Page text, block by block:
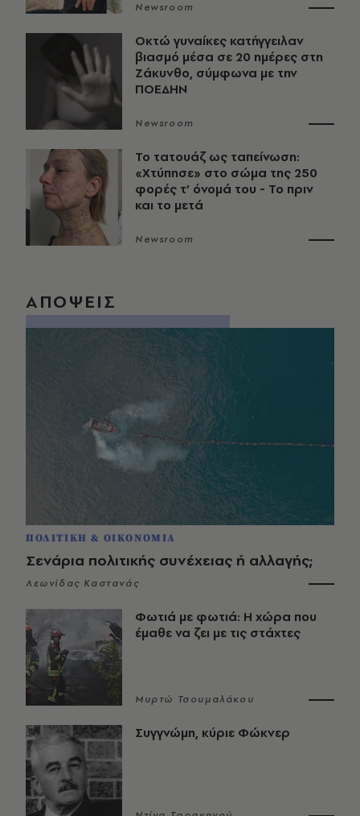
Newsroom
Οκτώ γυναίκες κατήγγειλαν
βιασμό μέσα σε 20 ημέρες στη
Ζάκυνθο, σύμφωνα με την
ΠΟΕΔΗΝ
Newsroom
Το τατουάζ ως ταπείνωση:
«Χτύπησε» στο σώμα της 250
φορές τ’ όνομά του - Το πριν
και το μετά
Newsroom
ΑΠΟΨΕΙΣ
ΠΟΛΙΤΙΚΗ & ΟΙΚΟΝΟΜΙΑ
Σενάρια πολιτικής συνέχειας ή αλλαγής;
Λεωνίδας Καστανάς
Φωτιά με φωτιά: Η χώρα που
έμαθε να ζει με τις στάχτες
Μυρτώ Τσουμαλάκου
Συγγνώμη, κύριε Φώκνερ